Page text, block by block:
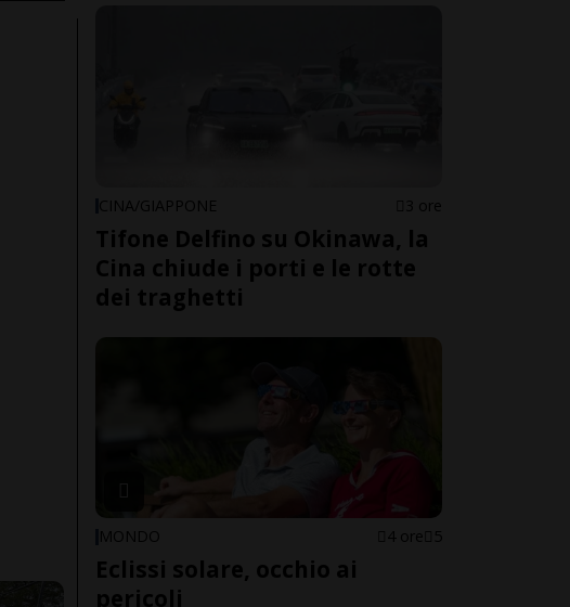
CINA/GIAPPONE 3 ore
Tifone Delfino su Okinawa, la
Cina chiude i porti e le rotte
dei traghetti
MONDO 4 ore 5
Eclissi solare, occhio ai
pericoli